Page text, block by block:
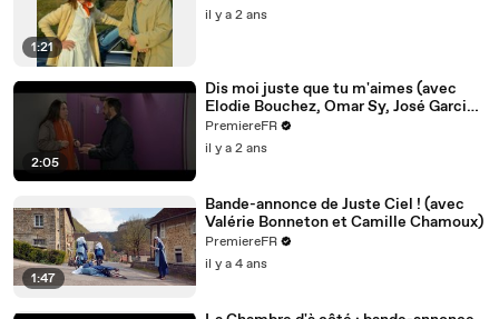
1:21
il y a 2 ans
2:05
Dis moi juste que tu m'aimes (avec
Elodie Bouchez, Omar Sy, José Garcia)
: bande-annonce
PremiereFR
il y a 2 ans
1:47
Bande-annonce de Juste Ciel ! (avec
Valérie Bonneton et Camille Chamoux)
PremiereFR
il y a 4 ans